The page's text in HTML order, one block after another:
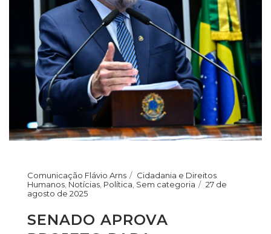
Comunicação Flávio Arns
Cidadania e Direitos
Humanos Notícias Política Sem categoria
27 de
agosto de 2025
SENADO APROVA